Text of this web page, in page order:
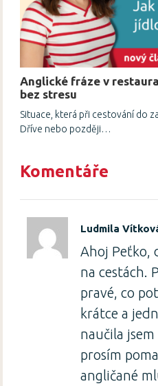
Anglické fráze v
bez stresu
Situace, která při cestování do
Dříve nebo později…
Komentáře
Ludmila
Ahoj Peťko,
na cestách.
pravé, co
krátce a
naučila
prosím
angličané